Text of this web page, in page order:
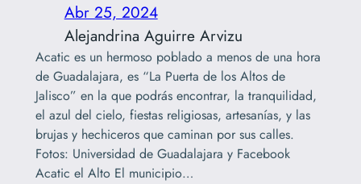
Abr 25, 2024
Alejandrina Aguirre Arvizu
Acatic es un hermoso poblado a menos de una hora
de Guadalajara, es “La Puerta de los Altos de
Jalisco” en la que podrás encontrar, la tranquilidad,
el azul del cielo, fiestas religiosas, artesanías, y las
brujas y hechiceros que caminan por sus calles.
Fotos: Universidad de Guadalajara y Facebook
Acatic el Alto El municipio…